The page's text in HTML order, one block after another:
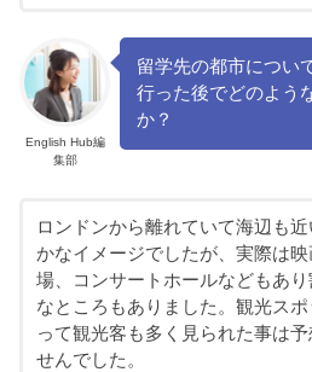
English Hub編
集部
留学先の都市につい
行った後でどのよう
か？
ロンドンから離れていて海辺も
かなイメージでしたが、実際は映
場、コンサートホールなどもあ
なところもありました。観光ス
って観光客も多く見られた事は予
せんでした。